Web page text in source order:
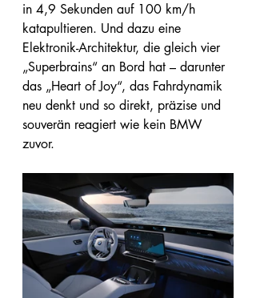
in 4,9 Sekunden auf 100 km/h
katapultieren. Und dazu eine
Elektronik-Architektur, die gleich vier
„Superbrains“ an Bord hat – darunter
das „Heart of Joy“, das Fahrdynamik
neu denkt und so direkt, präzise und
souverän reagiert wie kein BMW
zuvor.